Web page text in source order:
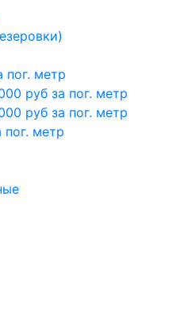
пог. метр
руб за пог. метр
руб за пог. метр
пог. метр